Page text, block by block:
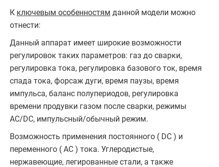
К ключевым особенностям данной модели можно
отнести:
Данный аппарат имеет широкие возможности
регулировок таких параметров: газ до сварки,
регулировка тока, регулировка базового ток, время
спада тока, форсаж дуги, время паузы, время
импульса, баланс полупериодов, регулировка
времени продувки газом после сварки, режимы
AC/DC, импульсный/обычный режим.
Возможность применения постоянного ( DC ) и
переменного ( AC ) тока. Углеродистые,
нержавеющие, легированные стали, а также